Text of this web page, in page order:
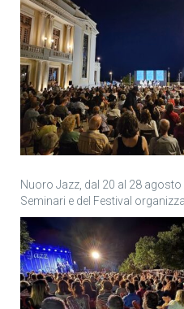
Nuoro Jazz, dal 20 al 28
Seminari e del Festival